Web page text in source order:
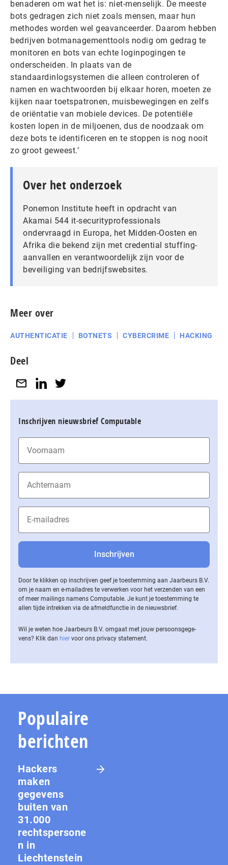
benaderen om wat het is: niet-menselijk. De meeste
bots gedragen zich niet zoals mensen, maar hun
methodes worden wel geavanceerder. Daarom hebben
bedrijven botmanagementtools nodig om gedrag te
monitoren en bots van echte loginpogingen te
onderscheiden. In plaats van de
standaardinlogsystemen die alleen controleren of
namen en wachtwoorden bij elkaar horen, moeten ze
kijken naar toetspatronen, muisbewegingen en zelfs
de oriëntatie van mobiele devices. De potentiële
kosten lopen in de miljoenen, dus de noodzaak om
deze bots te identificeren en te stoppen is nog nooit
zo groot geweest.’
Over het onderzoek
Ponemon Institute heeft in opdracht van
Akamai 544 it-securityprofessionals
ondervraagd in Europa, het Midden-Oosten en
Afrika die bekend zijn met credential stuffing-
aanvallen en verantwoordelijk zijn voor de
beveiliging van bedrijfswebsites.
Meer over
AUTHENTICATIE BOTNETS CYBERCRIME HACKING
Deel
Inschrijven nieuwsbrief Computable
Door te klikken op inschrijven geef je toestemming aan Jaarbeurs B.V.
om je naam en e-mailadres te verwerken voor het verzenden van een
of meer mailings namens Computable. Je kunt je toestemming te
allen tijde intrekken via de af­meld­func­tie in de nieuwsbrief.
Wil je weten hoe Jaarbeurs B.V. omgaat met jouw per­soons­ge­ge­
vens? Klik dan hier voor ons privacy statement.
Populaire
berichten
Hackers
maken
gegevens
buiten van
31.000
rechtspersone
n in
Liechtenstein